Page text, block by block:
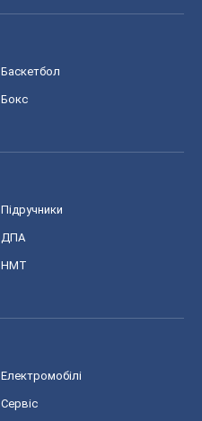
Баскетбол
Бокс
Підручники
ДПА
НМТ
Електромобілі
Сервіс